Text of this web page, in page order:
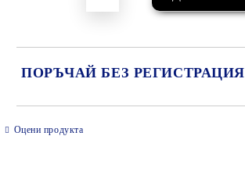
ПОРЪЧАЙ БЕЗ РЕГИСТРАЦИЯ
Оцени продукта